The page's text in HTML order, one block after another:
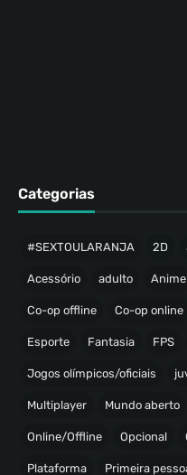
Categorias
#SEXTOULARANJA 2D
Acessório adulto Anime
Co-op offline Co-op online
Esporte Fantasia FPS
Jogos olímpicos/oficiais
Multiplayer Mundo aberto
Online/Offline Opcional
Plataforma Primeira